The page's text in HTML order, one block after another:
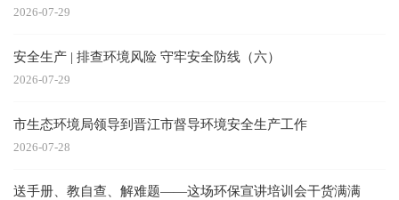
2026-07-29
安全生产 | 排查环境风险 守牢安全防线（六）
2026-07-29
市生态环境局领导到晋江市督导环境安全生产工作
2026-07-28
送手册、教自查、解难题——这场环保宣讲培训会干货满满